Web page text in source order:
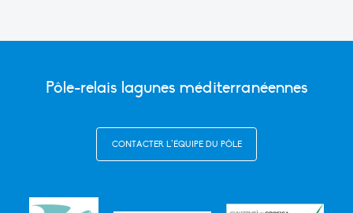
Pôle-relais lagunes méditerranéennes
CONTACTER L’ÉQUIPE DU PÔLE